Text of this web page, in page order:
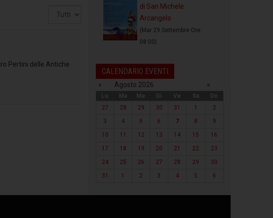
Visualizza
Pertini delle Antiche
di San Michele
Arcangelo
(Mar 29 Settembre Ore
08:00)
CALENDARIO EVENTI
« Agosto 2026 »
Lu Ma Me Gi Ve Sa
Do
27
28 29 30 31 1
2
3
4 5 6 7 8
9
10
11 12 13 14 15
16
17
18 19 20 21 22
23
24
25 26 27 28 29
30
31
1 2 3 4 5 6